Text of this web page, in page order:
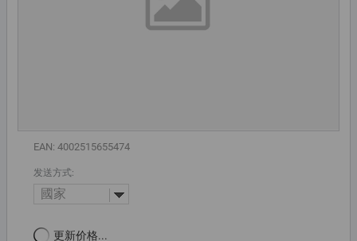
EAN: 4002515655474
发送方式:
國家
更新价格...